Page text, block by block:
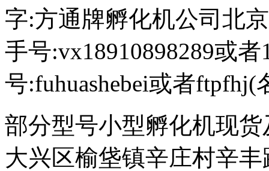
字:方通牌孵化机公司北
手号:vx18910898289或
号:fuhuashebei或者
部分型号小型孵化机现
大兴区榆垡镇辛庄村辛丰